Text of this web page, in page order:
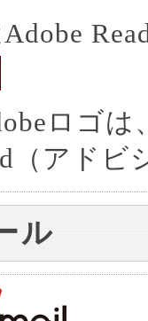
ロゴは
（アドビ
ル